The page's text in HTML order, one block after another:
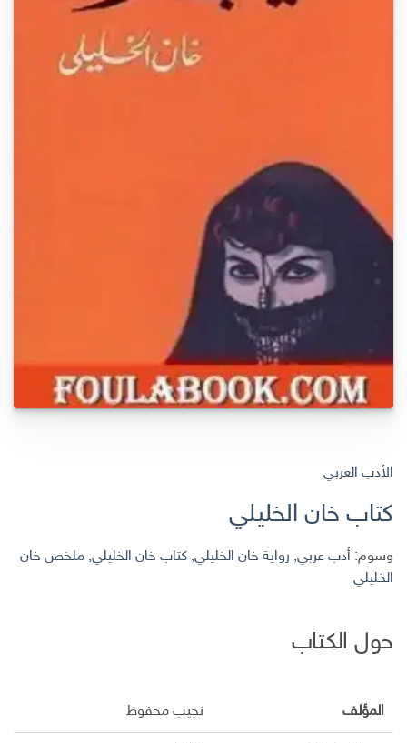
الأدب العربي
كتاب خان الخليلي
وسوم: أدب عربي, رواية خان الخليلي, كتاب خان الخليلي, ملخص خان
الخليلي
حول الكتاب
المؤلف نجيب محفوظ